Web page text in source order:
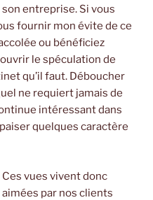
entreprise. Si vous
fournir mon évite de ce
ou bénéficiez
le spéculation de
qu’il faut. Déboucher
ne requiert jamais de
intéressant dans
quelques caractère
Ces vues vivent donc
aimées par nos clients